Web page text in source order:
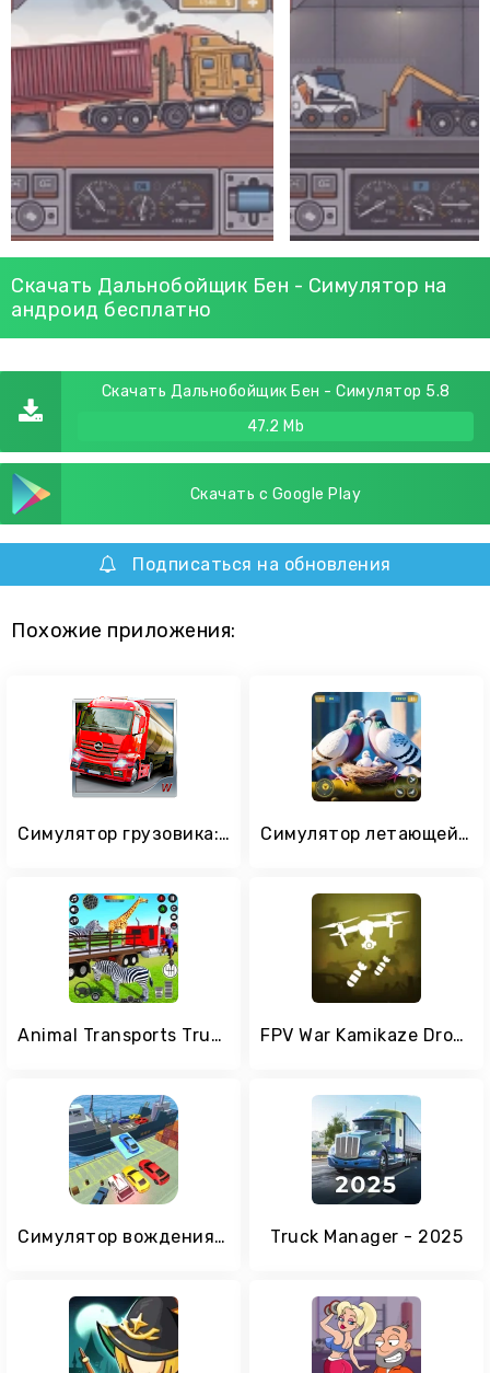
Скачать Дальнобойщик Бен - Симулятор на
андроид бесплатно
Скачать Дальнобойщик Бен - Симулятор 5.8
47.2 Mb
Скачать с Google Play
Подписаться на обновления
Похожие приложения:
Симулятор грузовика: Европа 2 Симулятор летающей птицы
Animal Transports Truck Games FPV War Kamikaze Drone
Симулятор вождения корабля Truck Manager - 2025